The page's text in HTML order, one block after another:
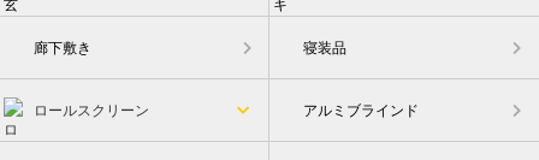
廊下敷き 寝装品
ロールスクリーン アルミブラインド